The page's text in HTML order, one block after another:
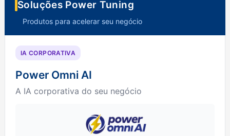
Soluções Power Tuning
Produtos para acelerar seu negócio
IA CORPORATIVA
Power Omni AI
A IA corporativa do seu negócio